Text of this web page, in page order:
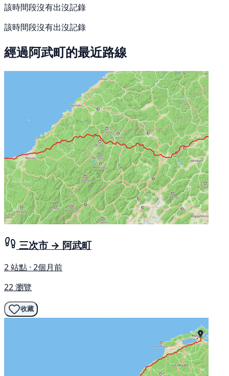
該時間段沒有出沒記錄
該時間段沒有出沒記錄
經過阿武町的最近路線
三次市 → 阿武町
2 站點 · 2個月前
22 瀏覽
收藏